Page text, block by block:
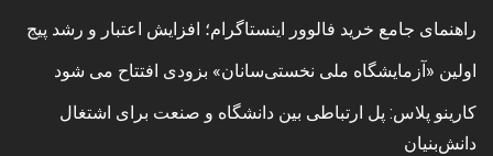
راهنمای جامع خرید فالوور اینستاگرام؛ افزایش اعتبار و رشد پیج
اولین «آزمایشگاه ملی نخستی‌سانان» بزودی افتتاح می شود
کارینو پلاس: پل ارتباطی بین دانشگاه و صنعت برای اشتغال
دانش‌بنیان